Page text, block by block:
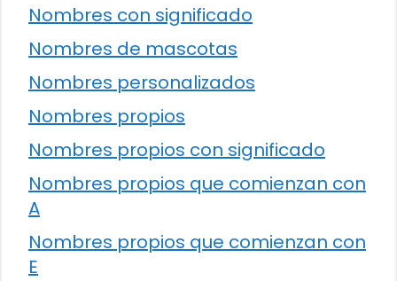
Nombres con significado
Nombres de mascotas
Nombres personalizados
Nombres propios
Nombres propios con significado
Nombres propios que comienzan con
A
Nombres propios que comienzan con
E